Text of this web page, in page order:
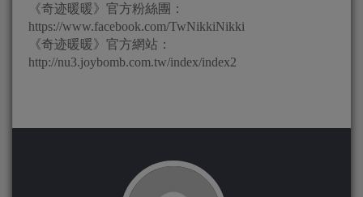
《奇迹暖暖》官方粉絲團：
https://www.facebook.com/TwNikkiNikki
《奇迹暖暖》官方網站：
http://nu3.joybomb.com.tw/index/index2